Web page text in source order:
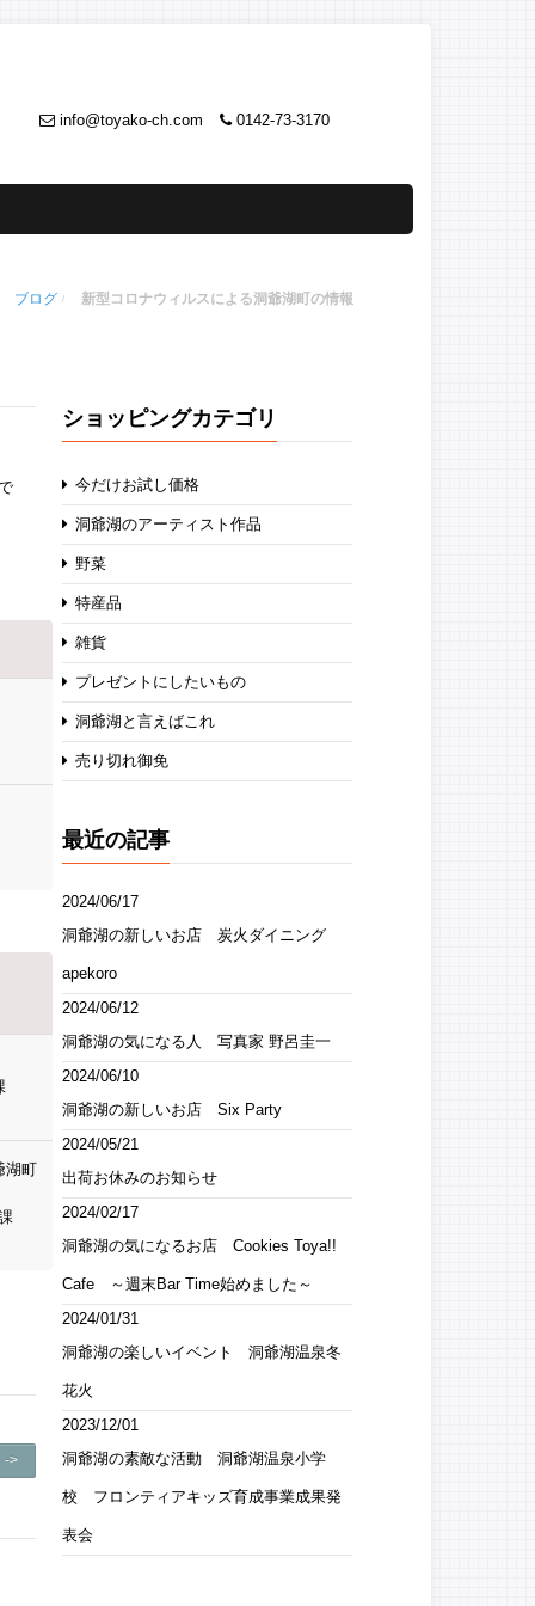
info@toyako-ch.com 0142-73-3170
ブログ 新型コロナウィルスによる洞爺湖町の情報
湖町
->
ショッピングカテゴリ
今だけお試し価格
洞爺湖のアーティスト作品
野菜
特産品
雑貨
プレゼントにしたいもの
洞爺湖と言えばこれ
売り切れ御免
最近の記事
2024/06/17
洞爺湖の新しいお店 炭火ダイニング
apekoro
2024/06/12
洞爺湖の気になる人 写真家 野呂圭一
2024/06/10
洞爺湖の新しいお店 Six Party
2024/05/21
出荷お休みのお知らせ
2024/02/17
洞爺湖の気になるお店 Cookies Toya!!
Cafe ～週末Bar Time始めました～
2024/01/31
洞爺湖の楽しいイベント 洞爺湖温泉冬
花火
2023/12/01
洞爺湖の素敵な活動 洞爺湖温泉小学
校 フロンティアキッズ育成事業成果発
表会